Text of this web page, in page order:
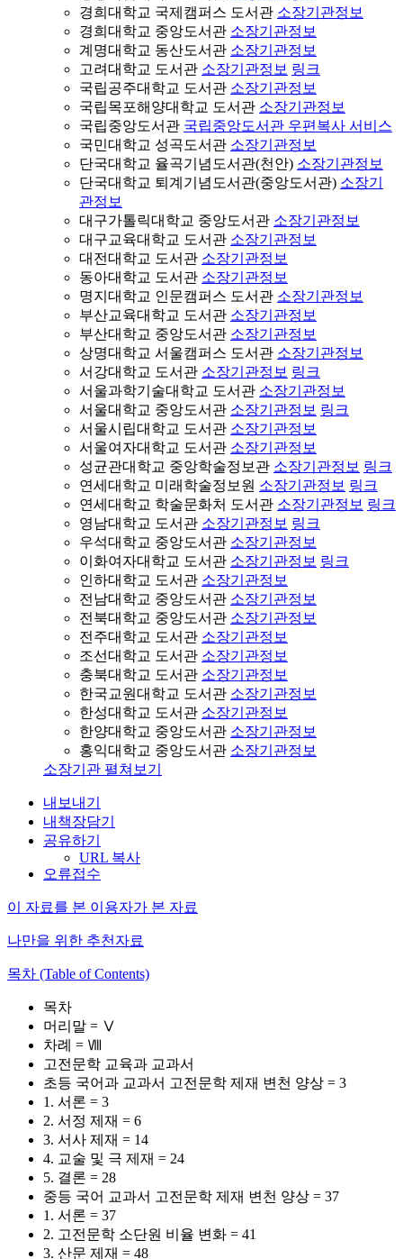
경희대학교 국제캠퍼스 도서관 소장기관정보
경희대학교 중앙도서관 소장기관정보
계명대학교 동산도서관 소장기관정보
고려대학교 도서관 소장기관정보 링크
국립공주대학교 도서관 소장기관정보
국립목포해양대학교 도서관 소장기관정보
국립중앙도서관 국립중앙도서관 우편복사 서비스
국민대학교 성곡도서관 소장기관정보
단국대학교 율곡기념도서관(천안) 소장기관정보
단국대학교 퇴계기념도서관(중앙도서관) 소장기
관정보
대구가톨릭대학교 중앙도서관 소장기관정보
대구교육대학교 도서관 소장기관정보
대전대학교 도서관 소장기관정보
동아대학교 도서관 소장기관정보
명지대학교 인문캠퍼스 도서관 소장기관정보
부산교육대학교 도서관 소장기관정보
부산대학교 중앙도서관 소장기관정보
상명대학교 서울캠퍼스 도서관 소장기관정보
서강대학교 도서관 소장기관정보 링크
서울과학기술대학교 도서관 소장기관정보
서울대학교 중앙도서관 소장기관정보 링크
서울시립대학교 도서관 소장기관정보
서울여자대학교 도서관 소장기관정보
성균관대학교 중앙학술정보관 소장기관정보 링크
연세대학교 미래학술정보원 소장기관정보 링크
연세대학교 학술문화처 도서관 소장기관정보 링크
영남대학교 도서관 소장기관정보 링크
우석대학교 중앙도서관 소장기관정보
이화여자대학교 도서관 소장기관정보 링크
인하대학교 도서관 소장기관정보
전남대학교 중앙도서관 소장기관정보
전북대학교 중앙도서관 소장기관정보
전주대학교 도서관 소장기관정보
조선대학교 도서관 소장기관정보
충북대학교 도서관 소장기관정보
한국교원대학교 도서관 소장기관정보
한성대학교 도서관 소장기관정보
한양대학교 중앙도서관 소장기관정보
홍익대학교 중앙도서관 소장기관정보
소장기관 펼쳐보기
내보내기
내책장담기
공유하기
URL 복사
오류접수
이 자료를 본 이용자가 본 자료
나만을 위한 추천자료
목차 (Table of Contents)
목차
머리말 = Ⅴ
차례 = Ⅷ
고전문학 교육과 교과서
초등 국어과 교과서 고전문학 제재 변천 양상 = 3
1. 서론 = 3
2. 서정 제재 = 6
3. 서사 제재 = 14
4. 교술 및 극 제재 = 24
5. 결론 = 28
중등 국어 교과서 고전문학 제재 변천 양상 = 37
1. 서론 = 37
2. 고전문학 소단원 비율 변화 = 41
3. 산문 제재 = 48